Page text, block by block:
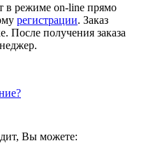
в режиме on-line прямо
регистрации. Заказ
После получения заказа
Вы можете: